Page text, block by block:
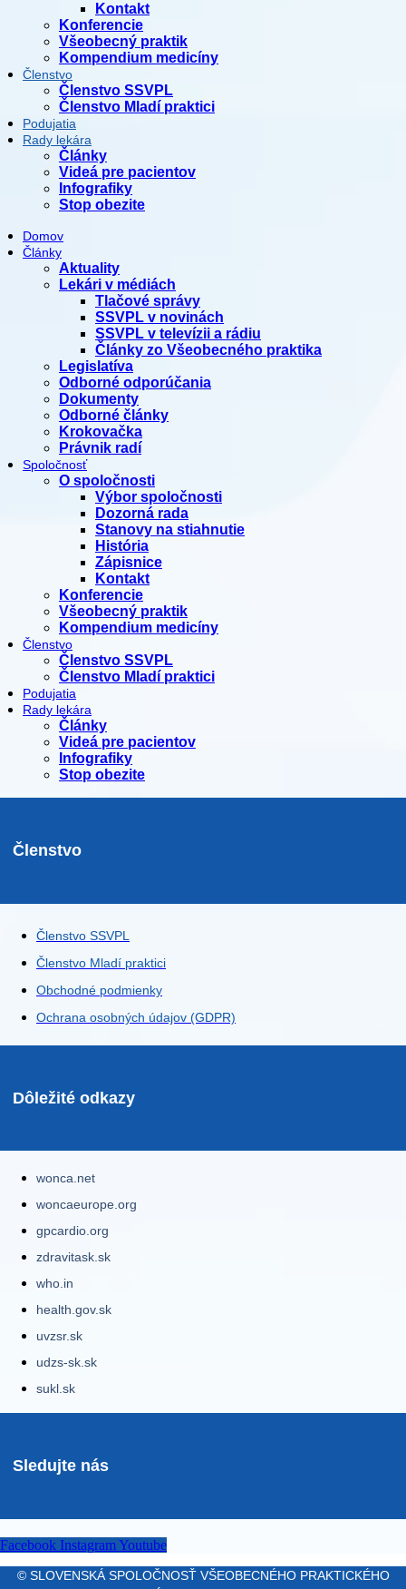
Kontakt
Konferencie
Všeobecný praktik
Kompendium medicíny
Členstvo
Členstvo SSVPL
Členstvo Mladí praktici
Podujatia
Rady lekára
Články
Videá pre pacientov
Infografiky
Stop obezite
Domov
Články
Aktuality
Lekári v médiách
Tlačové správy
SSVPL v novinách
SSVPL v televízii a rádiu
Články zo Všeobecného praktika
Legislatíva
Odborné odporúčania
Dokumenty
Odborné články
Krokovačka
Právnik radí
Spoločnosť
O spoločnosti
Výbor spoločnosti
Dozorná rada
Stanovy na stiahnutie
História
Zápisnice
Kontakt
Konferencie
Všeobecný praktik
Kompendium medicíny
Členstvo
Členstvo SSVPL
Členstvo Mladí praktici
Podujatia
Rady lekára
Články
Videá pre pacientov
Infografiky
Stop obezite
Členstvo
Členstvo SSVPL
Členstvo Mladí praktici
Obchodné podmienky
Ochrana osobných údajov (GDPR)
Dôležité odkazy
wonca.net
woncaeurope.org
gpcardio.org
zdravitask.sk
who.in
health.gov.sk
uvzsr.sk
udzs-sk.sk
sukl.sk
Sledujte nás
Facebook Instagram Youtube
© SLOVENSKÁ SPOLOČNOSŤ VŠEOBECNÉHO PRAKTICKÉHO